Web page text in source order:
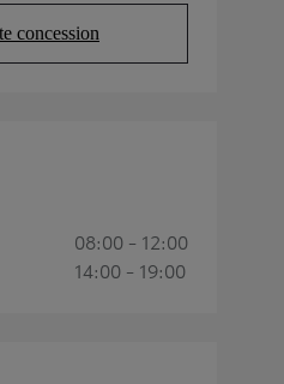
concession
in new tab)
08:00 - 12:00
14:00 - 19:00